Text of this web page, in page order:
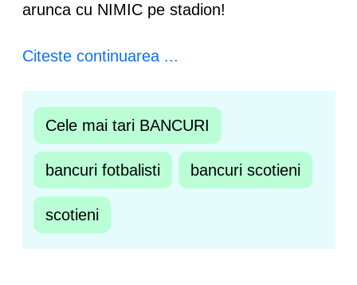
arunca cu NIMIC pe stadion!
Citeste continuarea ...
Cele mai tari BANCURI
bancuri fotbalisti bancuri scotieni
scotieni